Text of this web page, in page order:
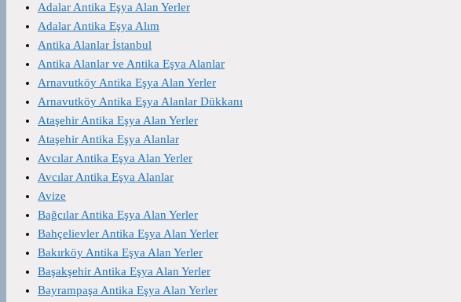
Adalar Antika Eşya Alan Yerler
Adalar Antika Eşya Alım
Antika Alanlar İstanbul
Antika Alanlar ve Antika Eşya Alanlar
Arnavutköy Antika Eşya Alan Yerler
Arnavutköy Antika Eşya Alanlar Dükkanı
Ataşehir Antika Eşya Alan Yerler
Ataşehir Antika Eşya Alanlar
Avcılar Antika Eşya Alan Yerler
Avcılar Antika Eşya Alanlar
Avize
Bağcılar Antika Eşya Alan Yerler
Bahçelievler Antika Eşya Alan Yerler
Bakırköy Antika Eşya Alan Yerler
Başakşehir Antika Eşya Alan Yerler
Bayrampaşa Antika Eşya Alan Yerler